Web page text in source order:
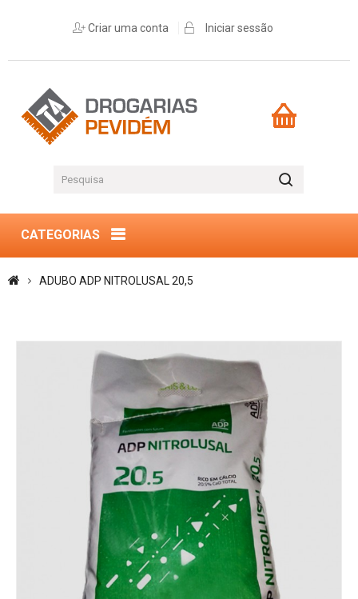
Criar uma conta Iniciar sessão
CATEGORIAS
ADUBO ADP NITROLUSAL 20,5